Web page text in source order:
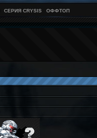
СЕРИЯ CRYSIS ОФФТОП